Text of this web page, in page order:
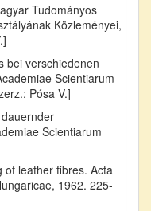
Tudományos
Közleményei,
bei verschiedenen
Scientiarum
Pósa V.]
Scientiarum
of leather fibres. Acta
1962. 225-